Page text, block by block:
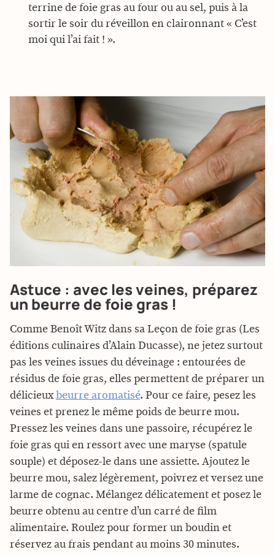
terrine de foie gras au four ou au sel, puis à la
sortir le soir du réveillon en claironnant « C’est
moi qui l’ai fait ! ».
Astuce : avec les veines, préparez
un beurre de foie gras !
Comme Benoît Witz dans sa Leçon de foie gras (Les
éditions culinaires d’Alain Ducasse), ne jetez surtout
pas les veines issues du déveinage : entourées de
résidus de foie gras, elles permettent de préparer un
délicieuxbeurre aromatisé. Pour ce faire, pesez les
veines et prenez le même poids de beurre mou.
Pressez les veines dans une passoire, récupérez le
foie gras qui en ressort avec une maryse (spatule
souple) et déposez-le dans une assiette. Ajoutez le
beurre mou, salez légèrement, poivrez et versez une
larme de cognac. Mélangez délicatement et posez le
beurre obtenu au centre d’un carré de film
alimentaire. Roulez pour former un boudin et
réservez au frais pendant au moins 30 minutes.